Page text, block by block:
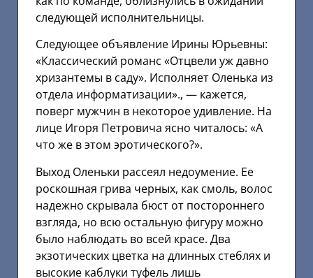
следующей исполнительницы.
Следующее объявление Ирины Юрьевны:
«Классический романс «Отцвели уж давно
хризантемы в саду». Исполняет Оленька из
отдела информатизации»., — кажется,
поверг мужчин в некоторое удивление. На
лице Игоря Петровича ясно читалось: «А
что же в этом эротического?».
Выход Оленьки рассеял недоумение. Ее
роскошная грива черных, как смоль, волос
надежно скрывала бюст от постороннего
взгляда, но всю остальную фигуру можно
было наблюдать во всей красе. Два
экзотических цветка на длинных стеблях и
высокие каблуки туфель лишь